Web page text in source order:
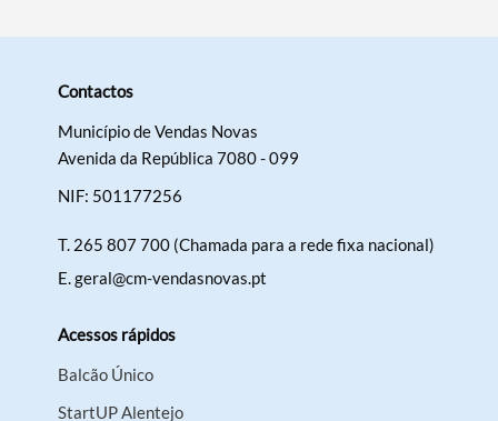
Filtros
Contactos
Município de Vendas Novas
Avenida da República 7080 - 099
NIF: 501177256
T. 265 807 700 (Chamada para a rede fixa nacional)
E.geral@cm-vendasnovas.pt
Acessos rápidos
Balcão Único
StartUP Alentejo